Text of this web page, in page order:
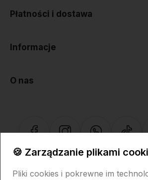
Płatności i dostawa
Informacje
O nas
GrowCommerce
🍪 Zarządzanie plikami
Pliki cookies i pokrewne im